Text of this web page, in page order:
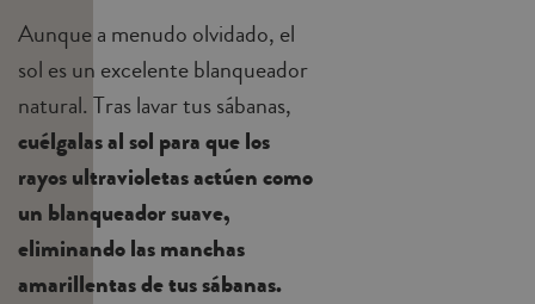
Aunque a menudo olvidado, el
sol es un excelente blanqueador
natural. Tras lavar tus sábanas,
cuélgalas al sol para que los
rayos ultravioletas actúen como
un blanqueador suave,
eliminando las manchas
amarillentas de tus sábanas.